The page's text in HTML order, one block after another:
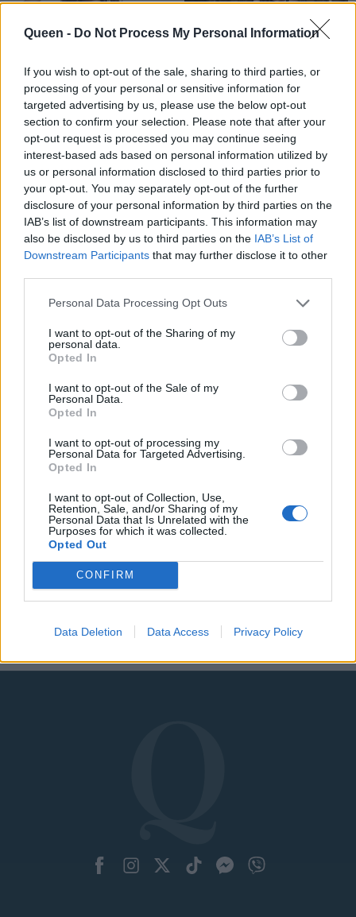
Queen - Do Not Process My Personal Information
If you wish to opt-out of the sale, sharing to third parties, or
processing of your personal or sensitive information for
targeted advertising by us, please use the below opt-out
section to confirm your selection. Please note that after your
opt-out request is processed you may continue seeing
interest-based ads based on personal information utilized by
us or personal information disclosed to third parties prior to
your opt-out. You may separately opt-out of the further
disclosure of your personal information by third parties on the
IAB’s list of downstream participants. This information may
also be disclosed by us to third parties on the IAB’s List of
Downstream Participants that may further disclose it to other
Personal Data Processing Opt Outs
I want to opt-out of the Sharing of my
personal data.
Opted In
I want to opt-out of the Sale of my
Personal Data.
Opted In
I want to opt-out of processing my
Personal Data for Targeted Advertising.
Opted In
I want to opt-out of Collection, Use,
Retention, Sale, and/or Sharing of my
Personal Data that Is Unrelated with the
Purposes for which it was collected.
Opted Out
CONFIRM
Data Deletion Data Access Privacy Policy
Δείτε τη γλυκιά
Demy, ως φοιτήτρια
Νομικής στο δεύτερο
έτος!
Μια καλλονή
φοιτήτρια της
ιατρικής υποψήφια
για Μις Αγγλία
κοπέλα που
παρηγορεί τον Oscar
Pistorius μετά τη
δολοφονία της πρώην